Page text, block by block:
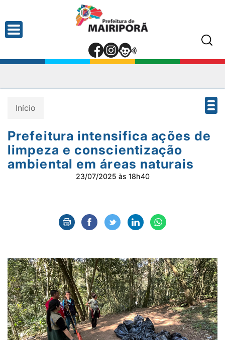
Início
Prefeitura intensifica ações de
limpeza e conscientização
ambiental em áreas naturais
23/07/2025 às 18h40